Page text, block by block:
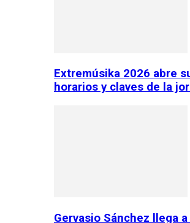
Extremúsika 2026 abre
horarios y claves de la
Gervasio Sánchez llega